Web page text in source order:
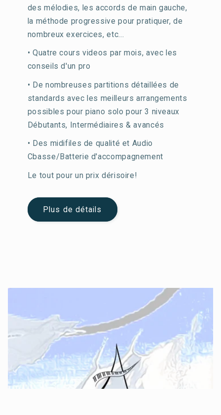
des mélodies, les accords de main gauche,
la méthode progressive pour pratiquer, de
nombreux exercices, etc...
• Quatre cours videos par mois, avec les
conseils d'un pro
• De nombreuses partitions détaillées de
standards avec les meilleurs arrangements
possibles pour piano solo pour 3 niveaux
Débutants, Intermédiaires & avancés
• Des midifiles de qualité et Audio
Cbasse/Batterie d'accompagnement
Le tout pour un prix dérisoire!
Plus de détails